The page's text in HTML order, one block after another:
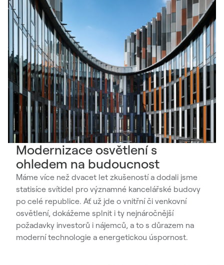
Modernizace osvětlení s
ohledem na budoucnost
Máme více než dvacet let zkušeností a dodali jsme
statisíce svítidel pro významné kancelářské budovy
po celé republice. Ať už jde o vnitřní či venkovní
osvětlení, dokážeme splnit i ty nejnáročnější
požadavky investorů i nájemců, a to s důrazem na
moderní technologie a energetickou úspornost.